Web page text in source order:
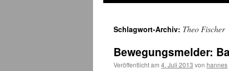
Schlagwort-Archiv: Theo Fischer
Bewegungsmelder:
Veröffentlicht am 4. Juli 2013 von hannes